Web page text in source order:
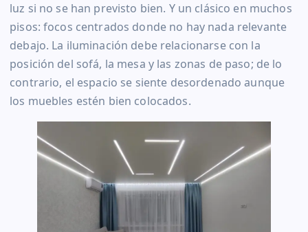
luz si no se han previsto bien. Y un clásico en muchos
pisos: focos centrados donde no hay nada relevante
debajo. La iluminación debe relacionarse con la
posición del sofá, la mesa y las zonas de paso; de lo
contrario, el espacio se siente desordenado aunque
los muebles estén bien colocados.